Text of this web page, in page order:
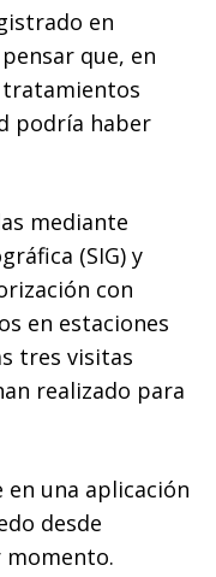
en
que, en
tratamientos
podría haber
mediante
(SIG) y
con
en estaciones
tres visitas
realizado para
una aplicación
desde
momento.